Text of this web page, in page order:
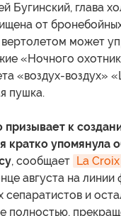
Бугинский, глава
от
вертолетом может
«Ночного
«воздух-
пушка.
призывает к
кратко упомянула
, сообщает La Croix
августа на
сепаратистов и
полностью,